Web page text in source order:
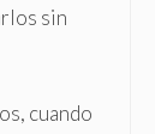
sin
cuando